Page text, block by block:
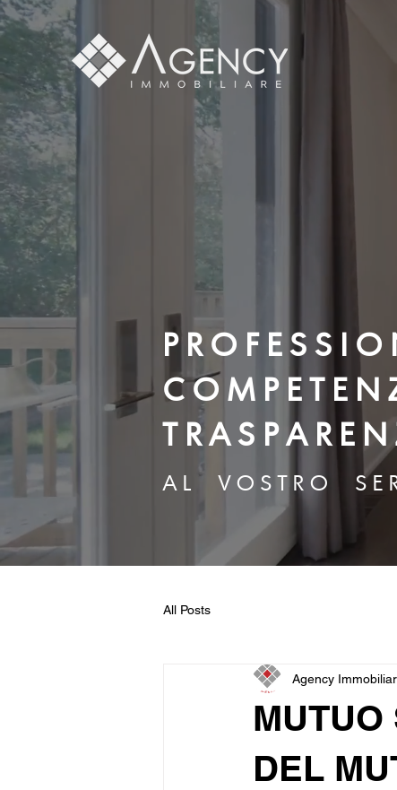
P R O F E S S I
C O M P E T E N
T R A S P A R E
A L V O S T R O S E
All Posts
MUTUO
DEL
Agency